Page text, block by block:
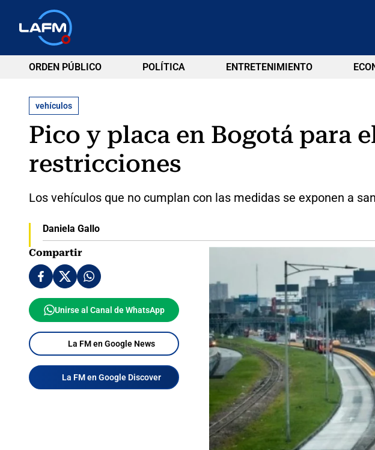
ORDEN PÚBLICO POLÍTICA ENTRETENIMIENTO
vehículos
Pico y placa en Bogotá para
restricciones
Los vehículos que no cumplan con las medidas se exponen a
Daniela Gallo
Compartir
Unirse al Canal de WhatsApp
La FM en Google News
La FM en Google Discover